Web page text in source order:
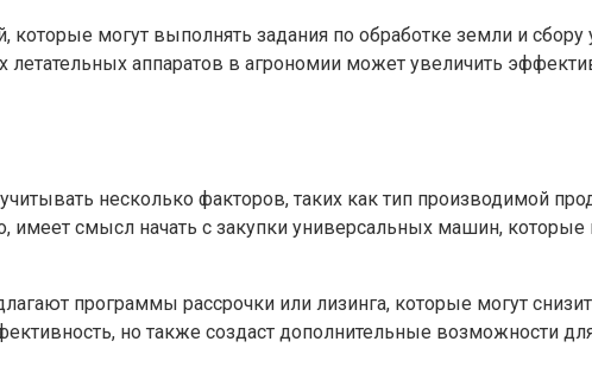
могут выполнять задания по обработке земли и
летательных аппаратов в агрономии может увеличить
несколько факторов, таких как тип производимой
смысл начать с закупки универсальных машин,
программы рассрочки или лизинга, которые могут
но также создаст дополнительные возможности